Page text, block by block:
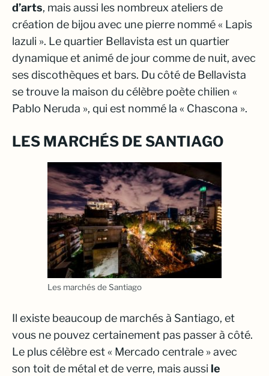
d’arts, mais aussi les nombreux ateliers de
création de bijou avec une pierre nommé « Lapis
lazuli ». Le quartier Bellavista est un quartier
dynamique et animé de jour comme de nuit, avec
ses discothèques et bars. Du côté de Bellavista
se trouve la maison du célèbre poète chilien «
Pablo Neruda », qui est nommé la « Chascona ».
LES MARCHÉS DE SANTIAGO
Les marchés de Santiago
Il existe beaucoup de marchés à Santiago, et
vous ne pouvez certainement pas passer à côté.
Le plus célèbre est « Mercado centrale » avec
son toit de métal et de verre, mais aussi le